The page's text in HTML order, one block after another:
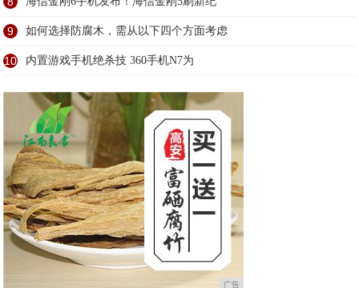
9 如何选择防腐木，需从以下四个方面考虑
10 内置游戏手机绝杀技 360手机N7为
广告